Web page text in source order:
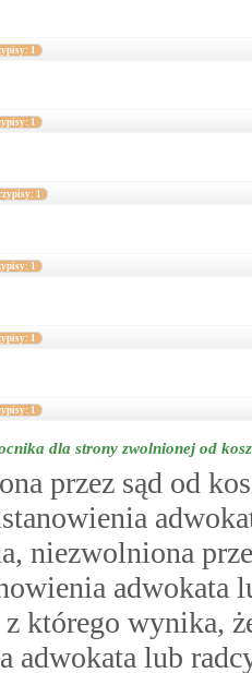
1
1
1
1
1
1
dla strony zwolnionej od
przez sąd od
niezwolniona
adwokata
którego wynika,
adwokata lub